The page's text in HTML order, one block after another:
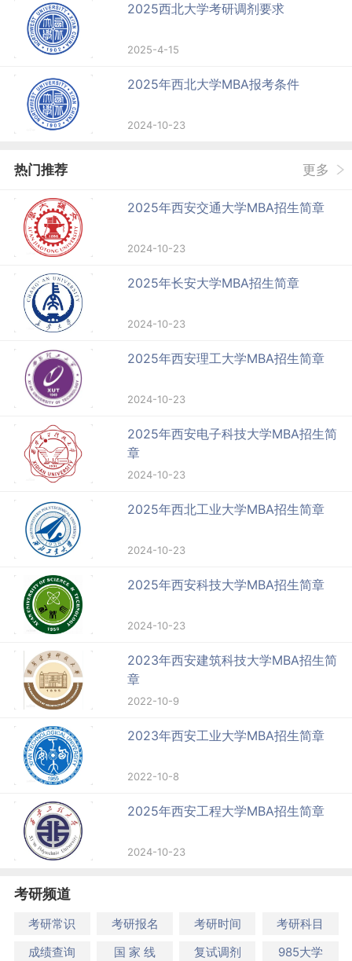
2025西北大学考研调剂要求
2025-4-15
2025年西北大学MBA报考条件
2024-10-23
热门推荐 更多
2025年西安交通大学MBA招生简章
2024-10-23
2025年长安大学MBA招生简章
2024-10-23
2025年西安理工大学MBA招生简章
2024-10-23
2025年西安电子科技大学MBA招生简
章
2024-10-23
2025年西北工业大学MBA招生简章
2024-10-23
2025年西安科技大学MBA招生简章
2024-10-23
2023年西安建筑科技大学MBA招生简
章
2022-10-9
2023年西安工业大学MBA招生简章
2022-10-8
2025年西安工程大学MBA招生简章
2024-10-23
考研频道
考研常识 考研报名 考研时间
考研科目
成绩查询
国 家 线 复试调剂 985大学